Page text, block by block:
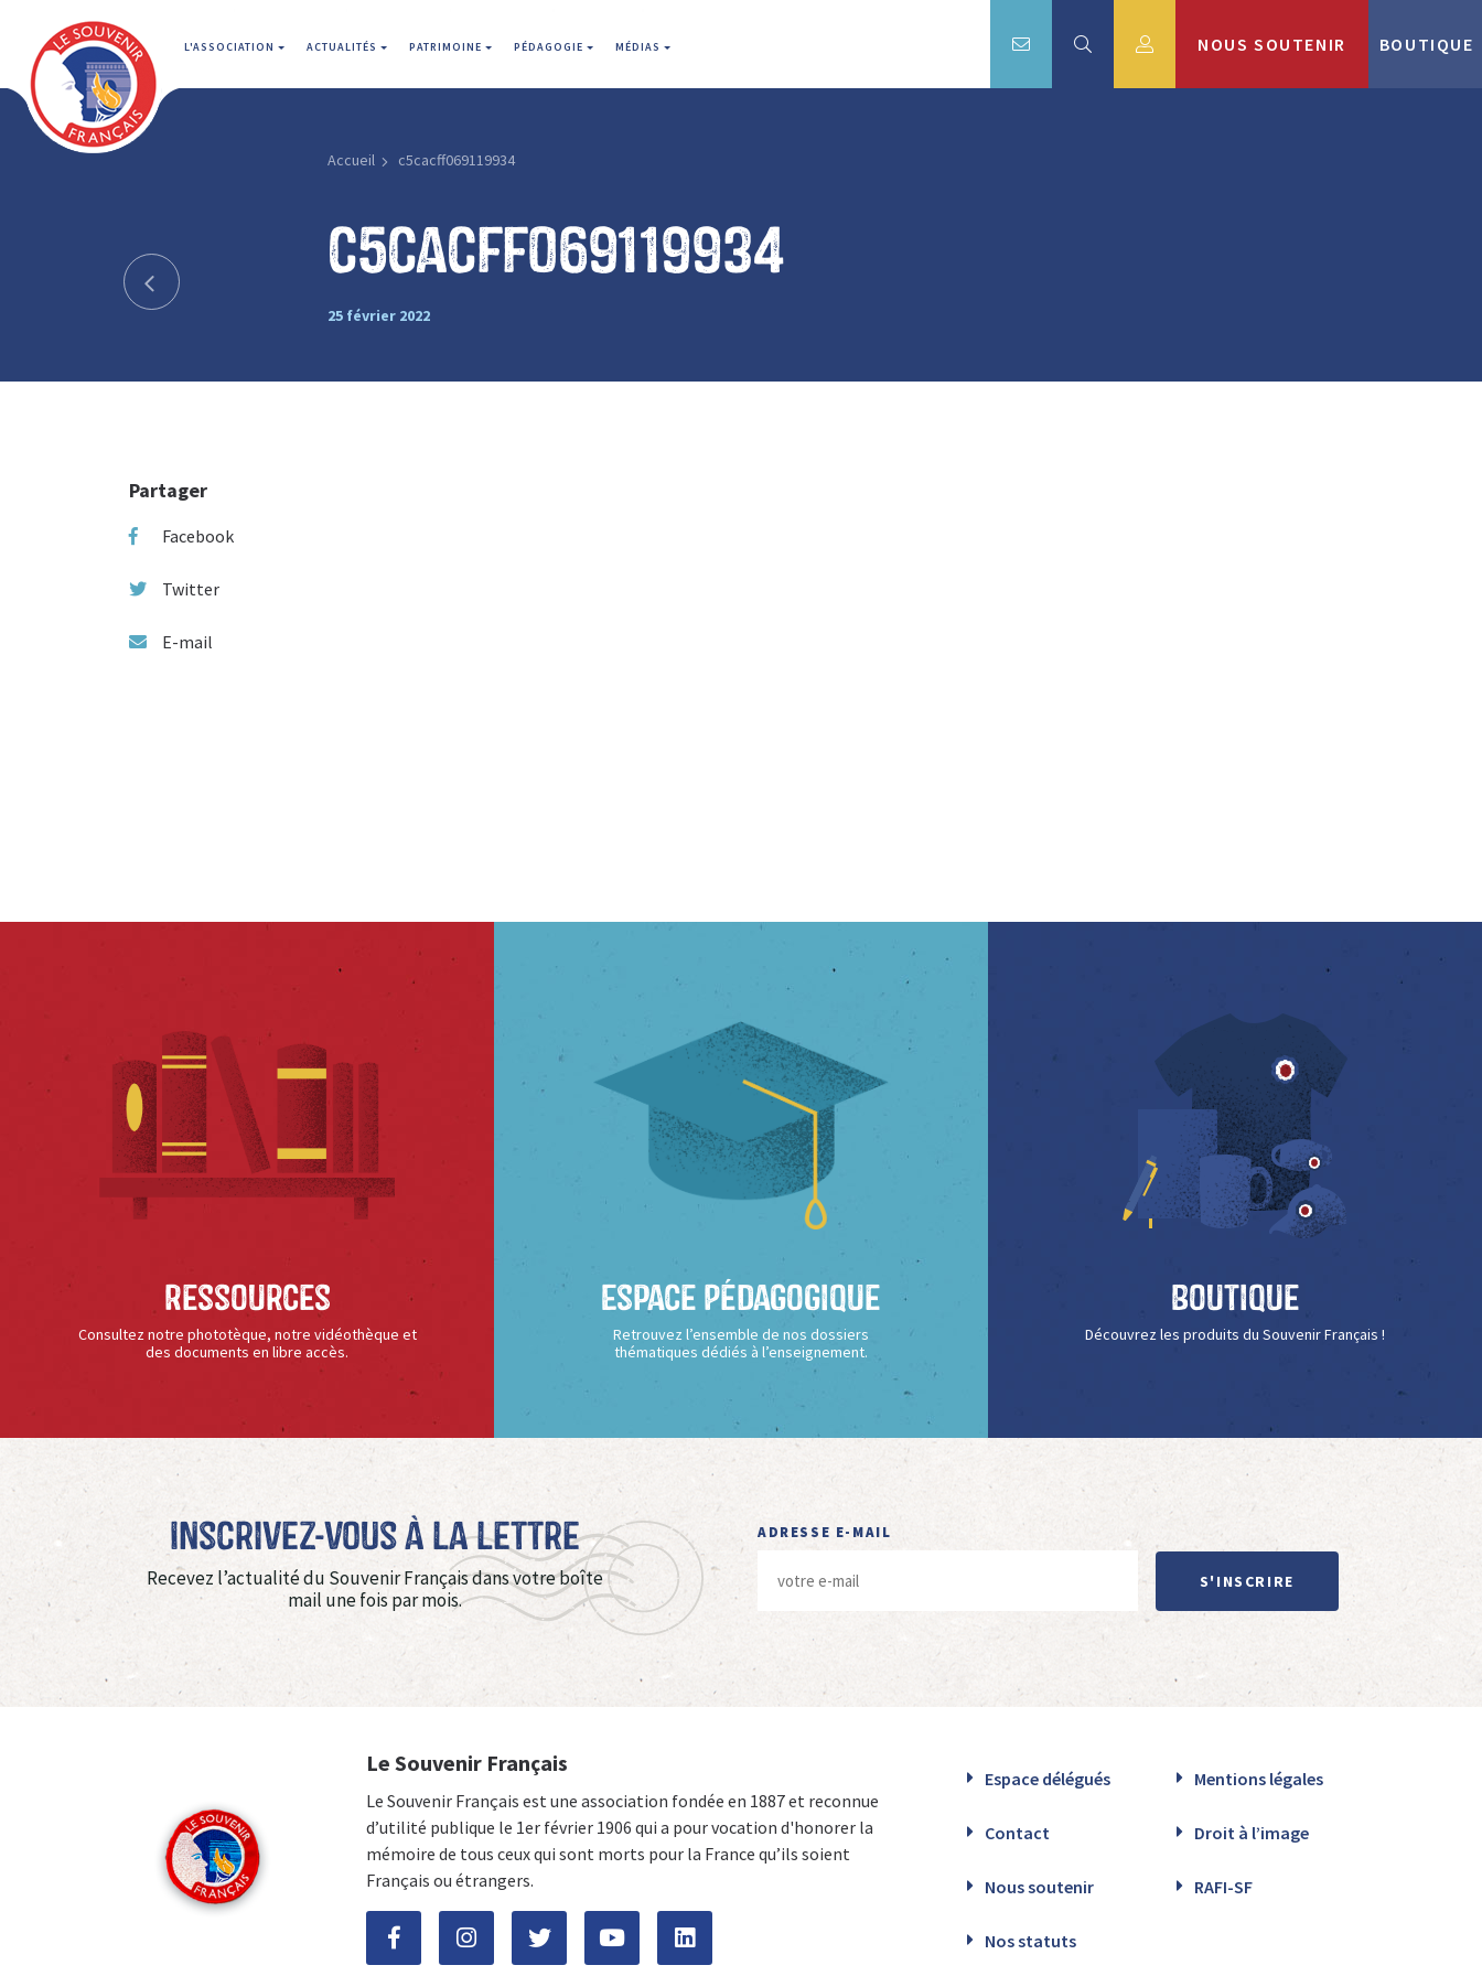
L'ASSOCIATION ACTUALITÉS PATRIMOINE PÉDAGOGIE MÉDIAS NOUS SOUTENIR BOUTIQUE
Accueil c5cacff069119934
c5cacff069119934
25 février 2022
Partager
Facebook
Twitter
E-mail
Ressources
Consultez notre phototèque, notre vidéothèque et
des documents en libre accès.
Espace Pédagogique
Retrouvez l’ensemble de nos dossiers
thématiques dédiés à l’enseignement.
Boutique
Découvrez les produits du Souvenir Français !
Inscrivez-vous à La Lettre
Recevez l’actualité du Souvenir Français dans votre boîte
mail une fois par mois.
ADRESSE E-MAIL
S'INSCRIRE
Le Souvenir Français
Le Souvenir Français est une association fondée en 1887 et reconnue
d’utilité publique le 1er février 1906 qui a pour vocation d'honorer la
mémoire de tous ceux qui sont morts pour la France qu’ils soient
Français ou étrangers.
Espace délégués Mentions légales
Contact Droit à l’image
Nous soutenir RAFI-SF
Nos statuts